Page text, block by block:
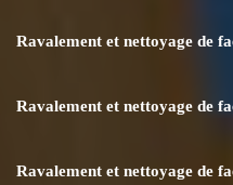
Ravalement et nettoyage de
Ravalement et nettoyage de
Ravalement et nettoyage de